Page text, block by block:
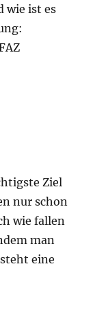
wie ist es
Ziel
nur schon
wie fallen
man
eine